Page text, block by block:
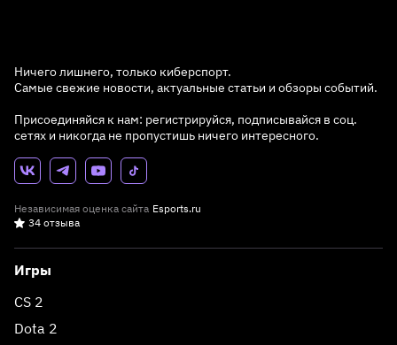
Ничего лишнего, только киберспорт.
Самые свежие новости, актуальные статьи и обзоры событий.
Присоединяйся к нам: регистрируйся, подписывайся в соц.
сетях и никогда не пропустишь ничего интересного.
Независимая оценка сайта Esports.ru
34 отзыва
Игры
CS 2
Dota 2